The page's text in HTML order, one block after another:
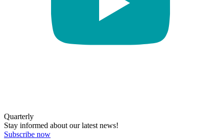
Quarterly
Stay informed about our latest news!
Subscribe now